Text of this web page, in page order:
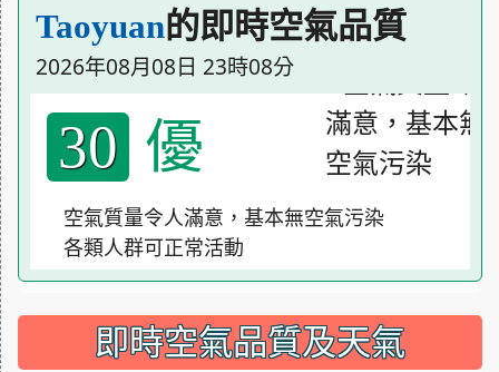
Taoyuan的即時空氣品質
2026年08月08日 23時08分
30 優
空氣質量令人滿意，基本無空氣污染
各類人群可正常活動
即時空氣品質及天氣